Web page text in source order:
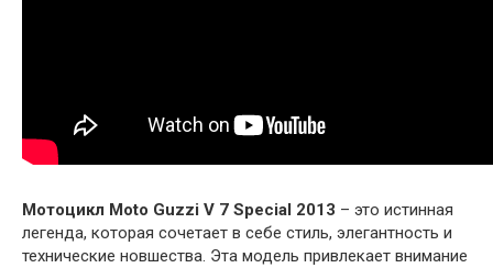
Мотоцикл Moto Guzzi V 7 Special 2013 – это истинная
легенда, которая сочетает в себе стиль, элегантность и
технические новшества. Эта модель привлекает внимание